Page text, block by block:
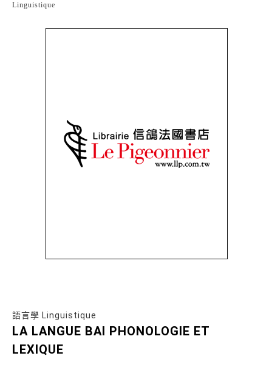
Linguistique
語言學 Linguistique
LA LANGUE BAI PHONOLOGIE ET
LEXIQUE